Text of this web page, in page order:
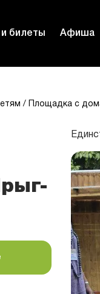
билеты Афиша
Площадка с